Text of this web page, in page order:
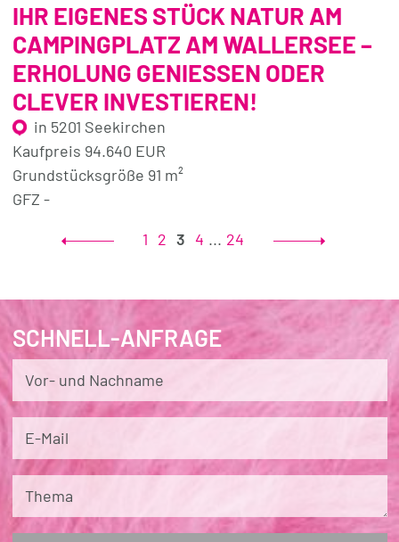
IHR EIGENES STÜCK NATUR AM
CAMPINGPLATZ AM WALLERSEE –
ERHOLUNG GENIESSEN ODER C
LEVER INVESTIEREN!
in 5201 Seekirchen
Kaufpreis 94.640 EUR
Grundstücksgröße 91 m²
GFZ -
1 2 3 4 ... 24
SCHNELL-ANFRAGE
Vor- und Nachname
E-Mail
Thema